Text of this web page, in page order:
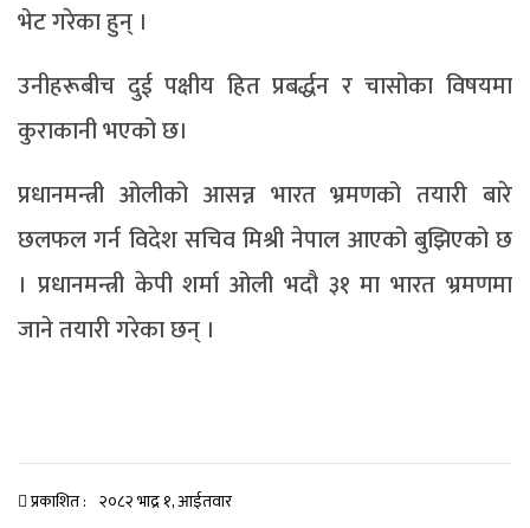
भेट गरेका हुन् ।
उनीहरूबीच दुई पक्षीय हित प्रबर्द्धन र चासोका विषयमा
कुराकानी भएको छ।
प्रधानमन्त्री ओलीको आसन्न भारत भ्रमणको तयारी बारे
छलफल गर्न विदेश सचिव मिश्री नेपाल आएको बुझिएको छ
। प्रधानमन्त्री केपी शर्मा ओली भदौ ३१ मा भारत भ्रमणमा
जाने तयारी गरेका छन् ।
प्रकाशित : २०८२ भाद्र १, आईतवार